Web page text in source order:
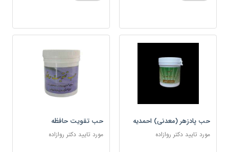
حب پادزهر (معدنی) احمدیه
مورد تایید دکتر روازاده
حب تقویت حافظه
مورد تایید دکتر روازاده